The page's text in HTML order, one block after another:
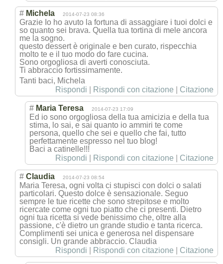
# Michela 2014-07-23 08:36
Grazie Io ho avuto la fortuna di assaggiare i tuoi dolci e
so quanto sei brava. Quella tua tortina di mele ancora
me la sogno.
questo dessert è originale e ben curato, rispecchia
molto te e il tuo modo do fare cucina.
Sono orgogliosa di averti conosciuta.
Ti abbraccio fortissimamente.
Tanti baci, Michela
Rispondi
Rispondi con citazione Citazione
# Maria Teresa 2014-07-23 17:09
Ed io sono orgogliosa della tua amicizia e della tua
stima, lo sai, e sai quanto io ammiri te come
persona, quello che sei e quello che fai, tutto
perfettamente espresso nel tuo blog!
Baci a catinelle!!!
Rispondi
Rispondi con citazione Citazione
# Claudia 2014-07-23 08:54
Maria Teresa, ogni volta ci stupisci con dolci o salati
particolari. Questo dolce è sensazionale. Seguo
sempre le tue ricette che sono strepitose e molto
ricercate come ogni tuo piatto che ci presenti. Dietro
ogni tua ricetta si vede benissimo che, oltre alla
passione, c'è dietro un grande studio e tanta ricerca.
Complimenti sei unica e generosa nel dispensare
consigli. Un grande abbraccio. Claudia
Rispondi
Rispondi con citazione Citazione